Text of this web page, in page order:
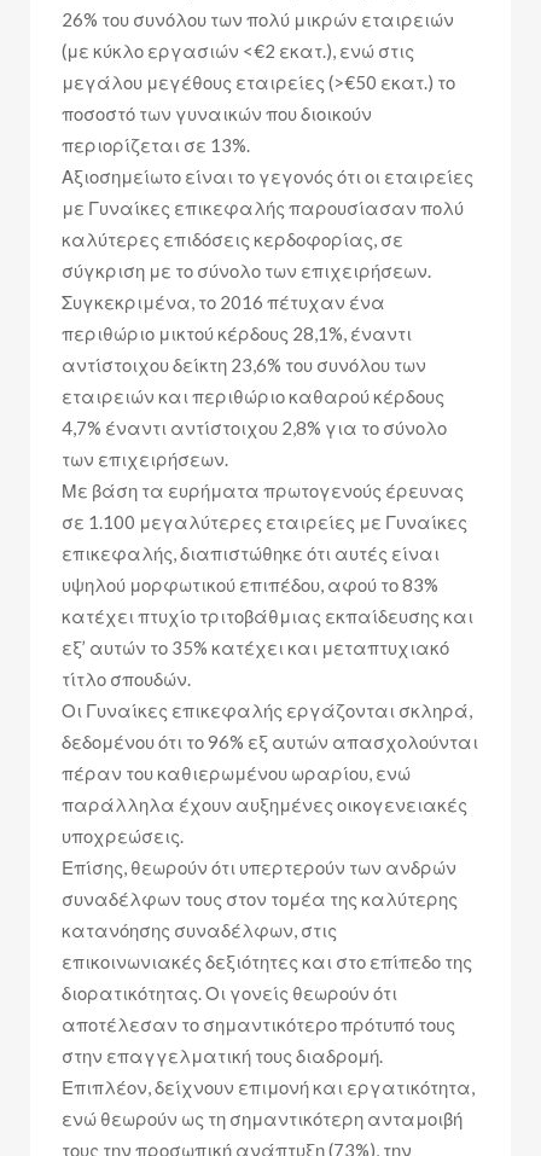
26% του συνόλου των πολύ μικρών εταιρειών
(με κύκλο εργασιών <€2 εκατ.), ενώ στις
μεγάλου μεγέθους εταιρείες (>€50 εκατ.) το
ποσοστό των γυναικών που διοικούν
περιορίζεται σε 13%.
Αξιοσημείωτο είναι το γεγονός ότι οι εταιρείες
με Γυναίκες επικεφαλής παρουσίασαν πολύ
καλύτερες επιδόσεις κερδοφορίας, σε
σύγκριση με το σύνολο των επιχειρήσεων.
Συγκεκριμένα, το 2016 πέτυχαν ένα
περιθώριο μικτού κέρδους 28,1%, έναντι
αντίστοιχου δείκτη 23,6% του συνόλου των
εταιρειών και περιθώριο καθαρού κέρδους
4,7% έναντι αντίστοιχου 2,8% για το σύνολο
των επιχειρήσεων.
Με βάση τα ευρήματα πρωτογενούς έρευνας
σε 1.100 μεγαλύτερες εταιρείες με Γυναίκες
επικεφαλής, διαπιστώθηκε ότι αυτές είναι
υψηλού μορφωτικού επιπέδου, αφού το 83%
κατέχει πτυχίο τριτοβάθμιας εκπαίδευσης και
εξ’ αυτών το 35% κατέχει και μεταπτυχιακό
τίτλο σπουδών.
Οι Γυναίκες επικεφαλής εργάζονται σκληρά,
δεδομένου ότι το 96% εξ αυτών απασχολούνται
πέραν του καθιερωμένου ωραρίου, ενώ
παράλληλα έχουν αυξημένες οικογενειακές
υποχρεώσεις.
Επίσης, θεωρούν ότι υπερτερούν των ανδρών
συναδέλφων τους στον τομέα της καλύτερης
κατανόησης συναδέλφων, στις
επικοινωνιακές δεξιότητες και στο επίπεδο της
διορατικότητας. Οι γονείς θεωρούν ότι
αποτέλεσαν το σημαντικότερο πρότυπό τους
στην επαγγελματική τους διαδρομή.
Επιπλέον, δείχνουν επιμονή και εργατικότητα,
ενώ θεωρούν ως τη σημαντικότερη ανταμοιβή
τους την προσωπική ανάπτυξη (73%), την